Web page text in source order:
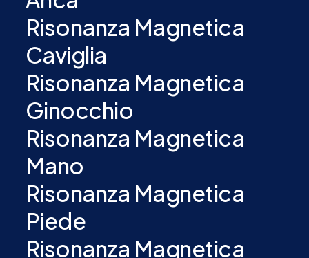
Risonanza Magnetica
Caviglia
Risonanza Magnetica
Ginocchio
Risonanza Magnetica
Mano
Risonanza Magnetica
Piede
Risonanza Magnetica